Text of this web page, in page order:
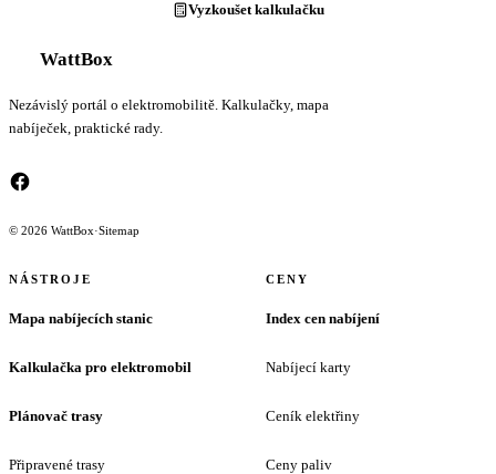
Vyzkoušet kalkulačku
WattBox
Nezávislý portál o elektromobilitě. Kalkulačky, mapa
nabíječek, praktické rady.
© 2026 WattBox·Sitemap
NÁSTROJE
Mapa nabíjecích stanic
Kalkulačka pro elektromobil
Plánovač trasy
Připravené trasy
CENY
Index cen nabíjení
Nabíjecí karty
Ceník elektřiny
Ceny paliv